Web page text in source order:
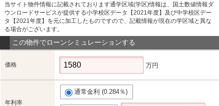
当サイト物件情報に記載されております通学区域(学区)情報は、国土数値情報ダ
ウンロードサービスが提供する小学校区データ【2021年度】及び中学校区デー
タ【2021年度】を元に加工したものですので、記載情報が現在の学区域と異な
る場合がございます。
この物件でローンシミュレーションする
価格 万円
年利率
通常金利 (0.284％)